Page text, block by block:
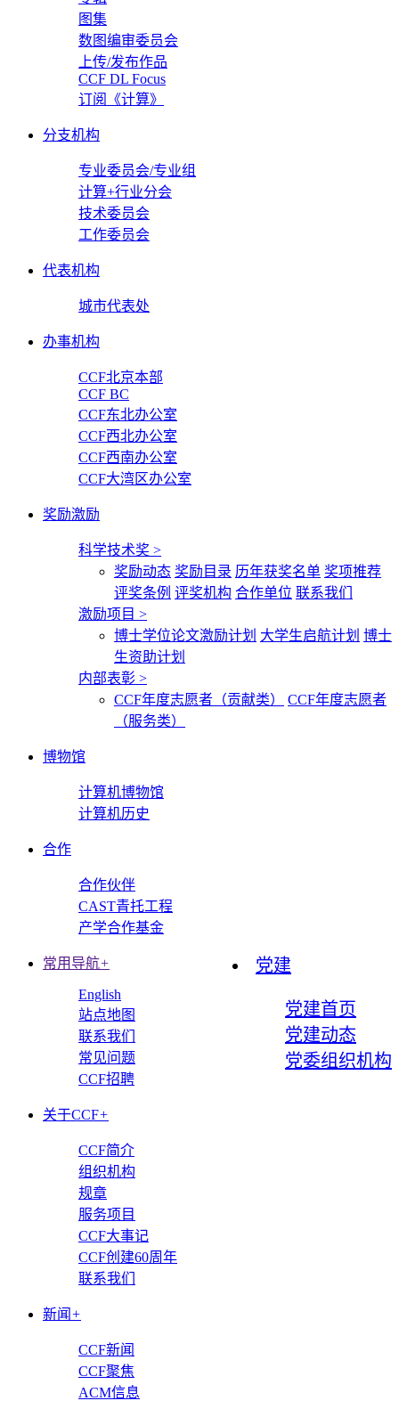
图集
数图编审委员会
上传/发布作品
CCF DL Focus
订阅《计算》
分支机构
专业委员会/专业组
计算+行业分会
技术委员会
工作委员会
代表机构
城市代表处
办事机构
CCF北京本部
CCF BC
CCF东北办公室
CCF西北办公室
CCF西南办公室
CCF大湾区办公室
奖励激励
科学技术奖 >
奖励动态 奖励目录 历年获奖名单 奖项推荐
评奖条例 评奖机构 合作单位 联系我们
激励项目 >
博士学位论文激励计划 大学生启航计划 博士
生资助计划
内部表彰 >
CCF年度志愿者（贡献类）
CCF年度志愿者
（服务类）
博物馆
计算机博物馆
计算机历史
合作
合作伙伴
CAST青托工程
产学合作基金
党建
党建首页
党建动态
党委组织机构
常用导航+
English
站点地图
联系我们
常见问题
CCF招聘
关于CCF+
CCF简介
组织机构
规章
服务项目
CCF大事记
CCF创建60周年
联系我们
新闻 +
CCF新闻
CCF聚焦
ACM信息